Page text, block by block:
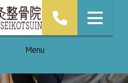
施術メニュー
Menu